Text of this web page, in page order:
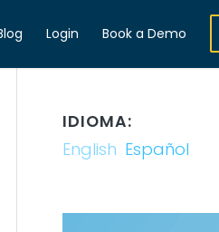
Login Book a Demo
IDIOMA:
English Español